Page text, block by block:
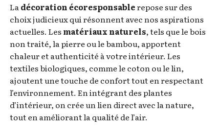
La décoration écoresponsablerepose sur des
choix judicieux qui résonnent avec nos aspirations
actuelles. Les matériaux naturels, tels que le bois
non traité, la pierre ou le bambou, apportent
chaleur et authenticité à votre intérieur. Les
textiles biologiques, comme le coton ou le lin,
ajoutent une touche de confort tout en respectant
l’environnement. En intégrant des plantes
d’intérieur, on crée un lien direct avec la nature,
tout en améliorant la qualité de l’air.